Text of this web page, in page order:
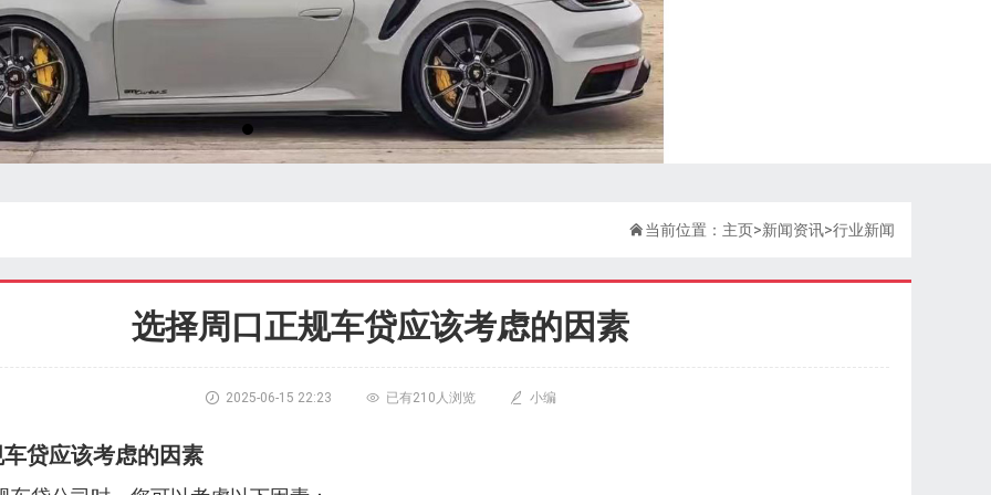
当前位置： 主页>新闻资讯>行业新闻
选择周口正规车贷应该考虑的因素
 2025-06-15 22:23  已有210人浏览  小编
贷应该考虑的因素